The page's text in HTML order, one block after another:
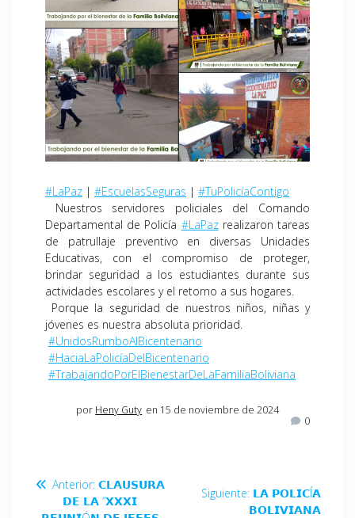
#LaPaz | #EscuelasSeguras | #TuPolicíaContigo
Nuestros servidores policiales del Comando
Departamental de Policía #LaPazrealizaron tareas
de patrullaje preventivo en diversas Unidades
Educativas, con el compromiso de proteger,
brindar seguridad a los estudiantes durante sus
actividades escolares y el retorno a sus hogares.
Porque la seguridad de nuestros niños, niñas y
jóvenes es nuestra absoluta prioridad.
#UnidosRumboAlBicentenario
#HaciaLaPolicíaDelBicentenario
#TrabajandoPorElBienestarDeLaFamiliaBoliviana
por Heny Guty en 15 de noviembre de 2024
0
Anterior: 𝗖𝗟𝗔𝗨𝗦𝗨𝗥𝗔
𝗗𝗘 𝗟𝗔 “𝗫𝗫𝗫𝗜
Siguiente: 𝗟𝗔 𝗣𝗢𝗟𝗜𝗖Í𝗔
𝗕𝗢𝗟𝗜𝗩𝗜𝗔𝗡𝗔